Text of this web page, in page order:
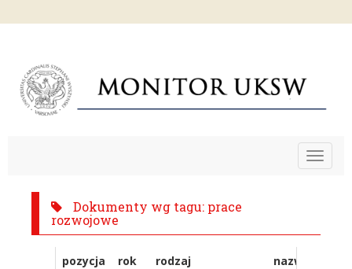
Toggle
Dokumenty wg tagu: prace
rozwojowe
pozycja rok rodzaj
nazwa